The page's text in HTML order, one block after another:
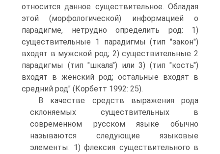
относится данное существительное. Обладая
этой (морфологической) информацией о
парадигме, нетрудно определить род: 1)
существительные 1 парадигмы (тип "закон")
входят в мужской род; 2) существительные 2
парадигмы (тип "шкала") или 3) (тип "кость")
входят в женский род; остальные входят в
средний род" (Корбетт 1992: 25).
В качестве средств выражения рода
склоняемых существительных в
современном русском языке обычно
называются следующие языковые
элементы: 1) флексия существительного в